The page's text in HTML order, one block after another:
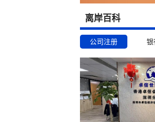
离岸百科
公司注册 银